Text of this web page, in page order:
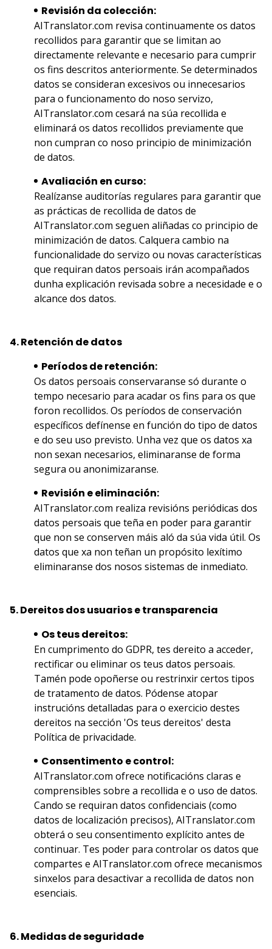
Revisión da colección:
AITranslator.com revisa continuamente os datos
recollidos para garantir que se limitan ao
directamente relevante e necesario para cumprir
os fins descritos anteriormente. Se determinados
datos se consideran excesivos ou innecesarios
para o funcionamento do noso servizo,
AITranslator.com cesará na súa recollida e
eliminará os datos recollidos previamente que
non cumpran co noso principio de minimización
de datos.
Avaliación en curso:
Realízanse auditorías regulares para garantir que
as prácticas de recollida de datos de
AITranslator.com seguen aliñadas co principio de
minimización de datos. Calquera cambio na
funcionalidade do servizo ou novas características
que requiran datos persoais irán acompañados
dunha explicación revisada sobre a necesidade e o
alcance dos datos.
4. Retención de datos
Períodos de retención:
Os datos persoais conservaranse só durante o
tempo necesario para acadar os fins para os que
foron recollidos. Os períodos de conservación
específicos defínense en función do tipo de datos
e do seu uso previsto. Unha vez que os datos xa
non sexan necesarios, eliminaranse de forma
segura ou anonimizaranse.
Revisión e eliminación:
AITranslator.com realiza revisións periódicas dos
datos persoais que teña en poder para garantir
que non se conserven máis aló da súa vida útil. Os
datos que xa non teñan un propósito lexítimo
eliminaranse dos nosos sistemas de inmediato.
5. Dereitos dos usuarios e transparencia
Os teus dereitos:
En cumprimento do GDPR, tes dereito a acceder,
rectificar ou eliminar os teus datos persoais.
Tamén pode opoñerse ou restrinxir certos tipos
de tratamento de datos. Pódense atopar
instrucións detalladas para o exercicio destes
dereitos na sección 'Os teus dereitos' desta
Política de privacidade.
Consentimento e control:
AITranslator.com ofrece notificacións claras e
comprensibles sobre a recollida e o uso de datos.
Cando se requiran datos confidenciais (como
datos de localización precisos), AITranslator.com
obterá o seu consentimento explícito antes de
continuar. Tes poder para controlar os datos que
compartes e AITranslator.com ofrece mecanismos
sinxelos para desactivar a recollida de datos non
esenciais.
6. Medidas de seguridade